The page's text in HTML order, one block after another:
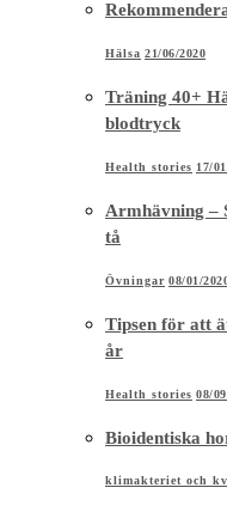
Hälsa 21/06/2020
Träning 40+
blodtryck
Health stories 17/
Armhävning –
tå
Övningar 08/01/
Tipsen för att
år
Health stories 08/
Bioidentiska
klimakteriet och